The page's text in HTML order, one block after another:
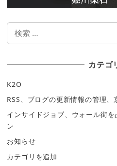
カテゴ
K2O
RSS、ブログの更新情報の管理、
インサイドジョブ、ウォール街
ン
お知らせ
カテゴリを追加